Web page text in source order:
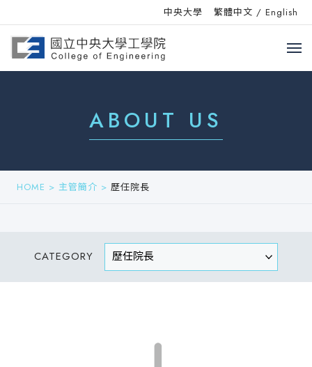
中央大學 繁體中文 / English
ABOUT US
HOME > 主管簡介 > 歷任院長
CATEGORY